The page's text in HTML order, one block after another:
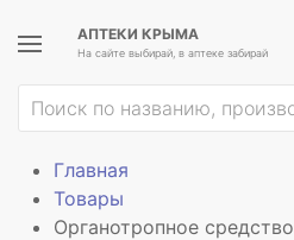
АПТЕКИ КРЫМА
На сайте выбирай, в аптеке забирай
Главная
Товары
Органотропное средство